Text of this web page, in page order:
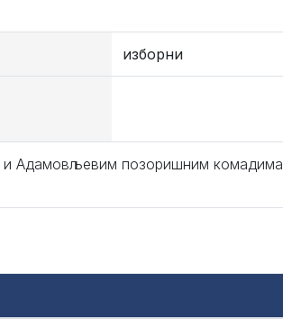
изборни
и Адамовљевим позоришним комадима